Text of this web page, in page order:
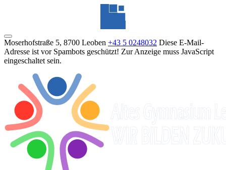
Moserhofstraße 5, 8700 Leoben +43 5 0248032 Diese E-Mail-
Adresse ist vor Spambots geschützt! Zur Anzeige muss JavaScript
eingeschaltet sein.